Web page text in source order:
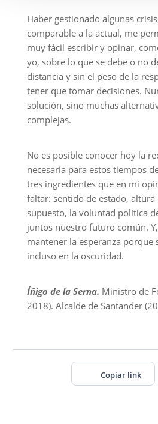
Haber gestionado algunas
comparable a la actual, me
muy fácil escribir y opinar,
yo, sobre lo que se debe o no
distancia y sin el peso de la
tener que tomar decisiones.
solución, sino muchas
complejas.
No es posible conocer hoy la
necesaria para estos tiempos
tres ingredientes que en mi
faltar: sentido de estado,
supuesto, la voluntad política
juntos nuestro futuro común.
mantener la esperanza porque
incluso en la oscuridad.
Íñigo de la Serna. Ministro de
2018). Alcalde de Santander
Copiar link